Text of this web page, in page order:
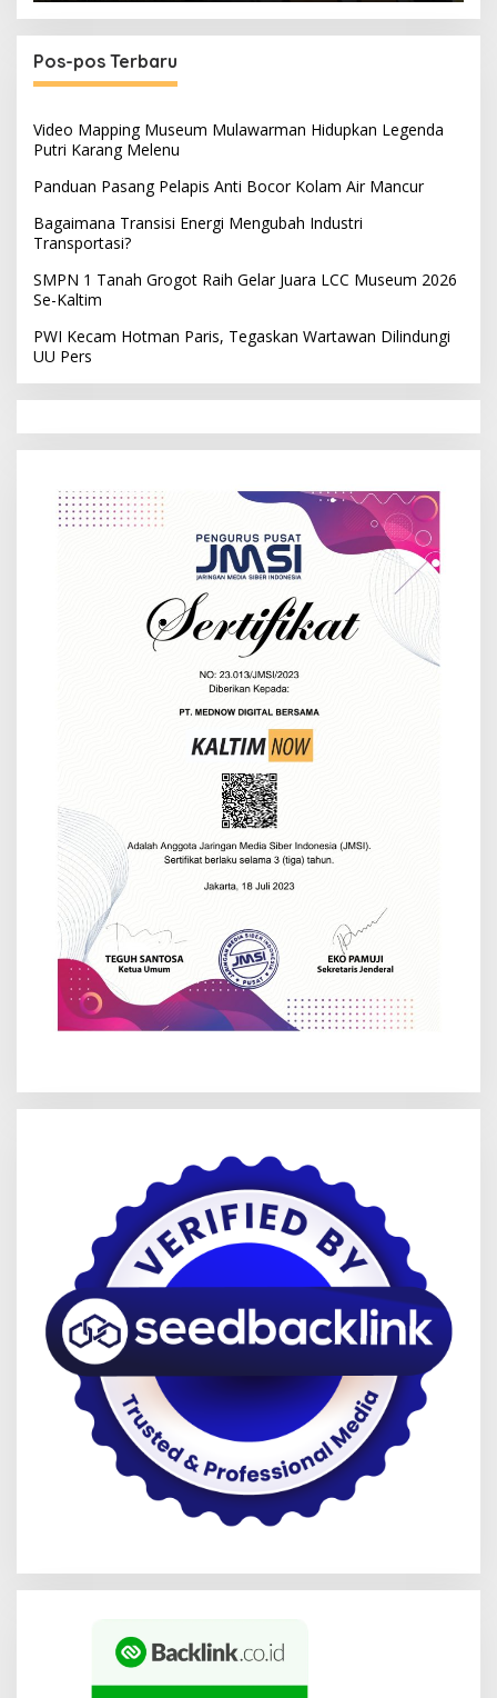
Pos-pos Terbaru
Video Mapping Museum Mulawarman Hidupkan Legenda
Putri Karang Melenu
Panduan Pasang Pelapis Anti Bocor Kolam Air Mancur
Bagaimana Transisi Energi Mengubah Industri
Transportasi?
SMPN 1 Tanah Grogot Raih Gelar Juara LCC Museum 2026
Se-Kaltim
PWI Kecam Hotman Paris, Tegaskan Wartawan Dilindungi
UU Pers